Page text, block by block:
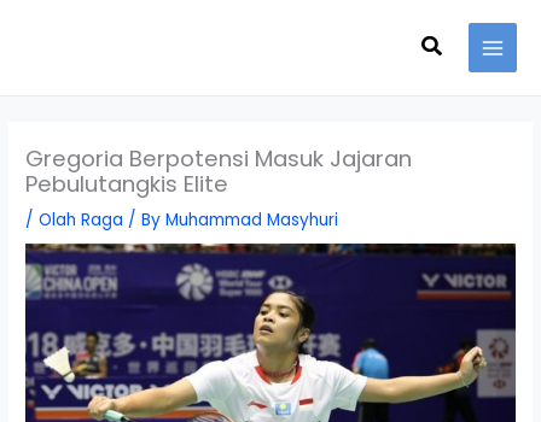
Search
Gregoria Berpotensi Masuk Jajaran
Pebulutangkis Elite
/Olah Raga / ByMuhammad Masyhuri